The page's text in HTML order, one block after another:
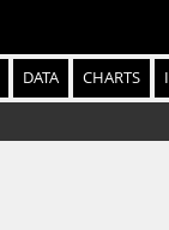
DATA CHARTS